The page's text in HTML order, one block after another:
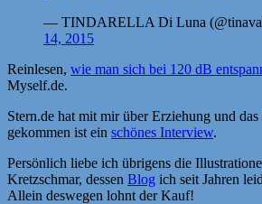
— TINDARELLA Di Luna
14, 2015
Reinlesen, wie man sich bei 120 dB
Myself.de.
Stern.de hat mit mir über Erziehung und
gekommen ist ein schönes Interview.
Persönlich liebe ich übrigens die
Kretzschmar, dessen Blog ich seit Jahren
Allein deswegen lohnt der Kauf!